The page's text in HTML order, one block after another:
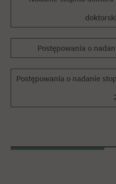
Postępowania o
Postępowania o nadanie